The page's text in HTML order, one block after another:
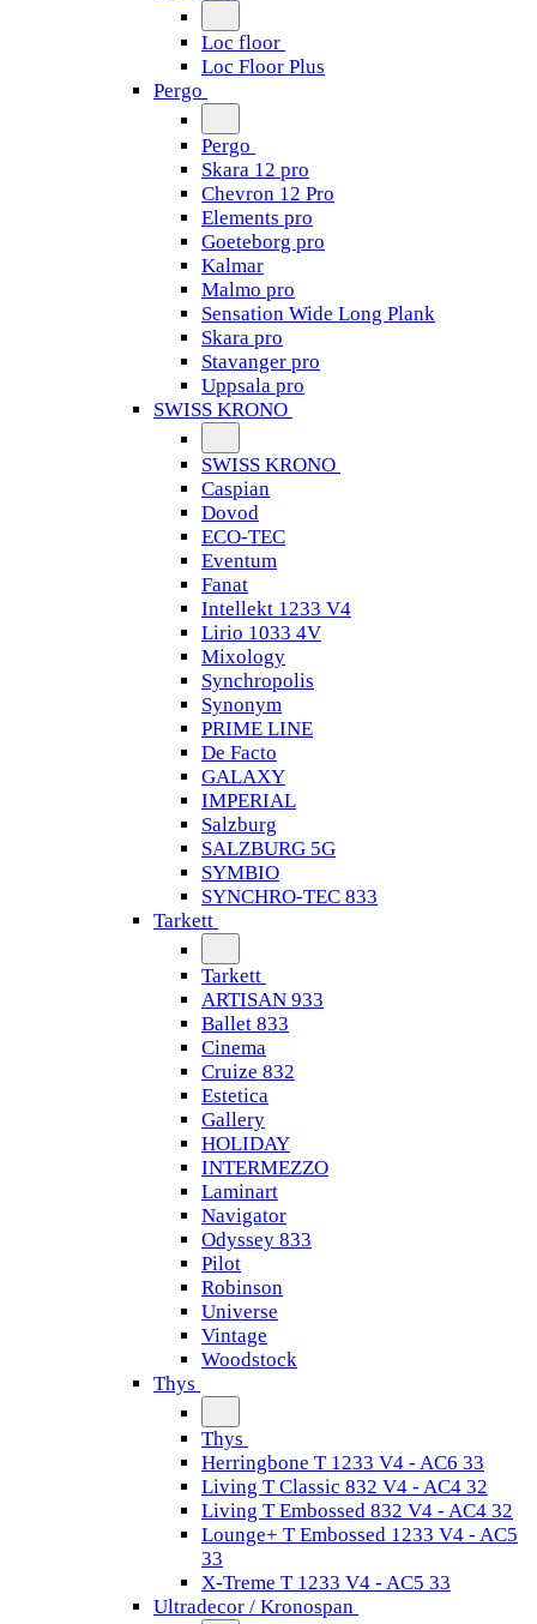
Loc floor
Loc Floor Plus
Pergo
Pergo
Skara 12 pro
Chevron 12 Pro
Elements pro
Goeteborg pro
Kalmar
Malmo pro
Sensation Wide Long Plank
Skara pro
Stavanger pro
Uppsala pro
SWISS KRONO
SWISS KRONO
Caspian
Dovod
ECO-TEC
Eventum
Fanat
Intellekt 1233 V4
Lirio 1033 4V
Mixology
Synchropolis
Synonym
PRIME LINE
De Facto
GALAXY
IMPERIAL
Salzburg
SALZBURG 5G
SYMBIO
SYNCHRO-TEC 833
Tarkett
Tarkett
ARTISAN 933
Ballet 833
Cinema
Cruize 832
Estetica
Gallery
HOLIDAY
INTERMEZZO
Laminart
Navigator
Odyssey 833
Pilot
Robinson
Universe
Vintage
Woodstock
Thys
Thys
Herringbone T 1233 V4 - AC6 33
Living T Classic 832 V4 - AC4 32
Living T Embossed 832 V4 - AC4 32
Lounge+ T Embossed 1233 V4 - AC5
33
X-Treme T 1233 V4 - AC5 33
Ultradecor / Kronospan